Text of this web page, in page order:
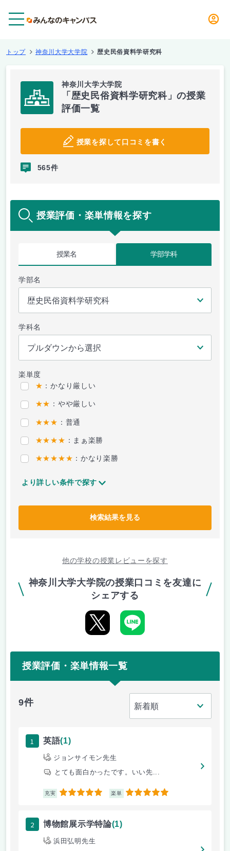
トップ 神奈川大学大学院 歴史民俗資料学研究科
神奈川大学大学院
「歴史民俗資料学研究科」の授業
評価一覧
授業を探して口コミを書く
565件
授業評価・楽単情報を探す
授業名 学部学科
学部名
学科名
楽単度
★ ：かなり厳しい
★★ ：やや厳しい
★★★ ：普通
★★★★ ：まぁ楽勝
★★★★★ ：かなり楽勝
より詳しい条件で探す
検索結果を見る
他の学校の授業レビューを探す
神奈川大学大学院の授業口コミを友達に
シェアする
授業評価・楽単情報一覧
9件
1 英語(1)
ジョンサイモン先生
とても面白かったです。いい先...
充実 5 楽単 5
2 博物館展示学特論(1)
浜田弘明先生